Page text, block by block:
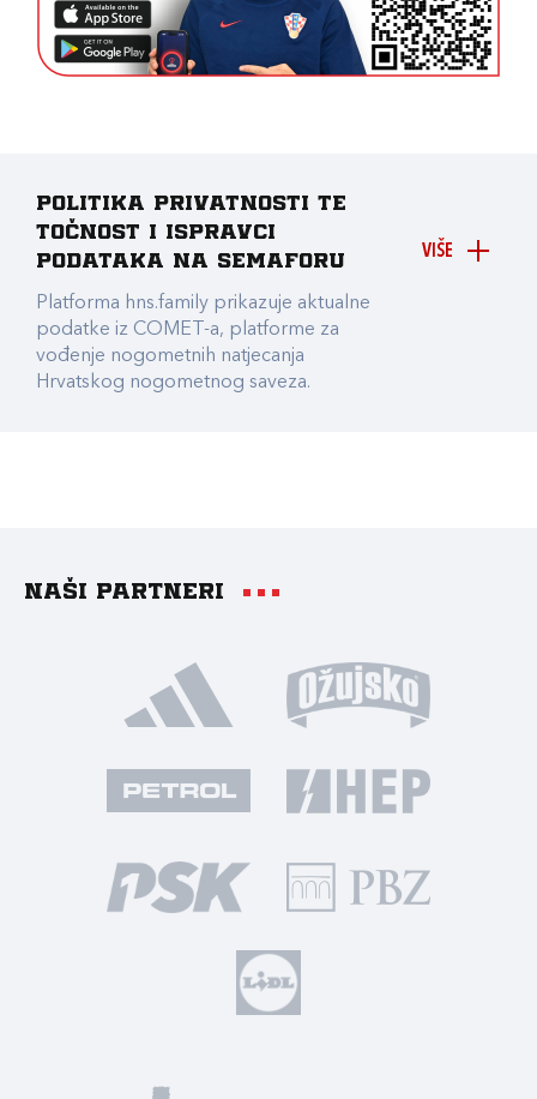
VIŠE
Politika privatnosti te
točnost i ispravci
podataka na Semaforu
Platforma hns.family prikazuje aktualne
podatke iz COMET-a, platforme za
vođenje nogometnih natjecanja
Hrvatskog nogometnog saveza.
Naši partneri